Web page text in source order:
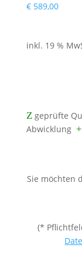
€589,00
inkl. 19 %
Zgeprüfte
Abwicklung +
Sie möchten
(*